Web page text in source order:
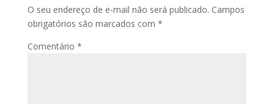
O seu endereço de e-mail não será publicado. Campos
obrigatórios são marcados com *
Comentário *